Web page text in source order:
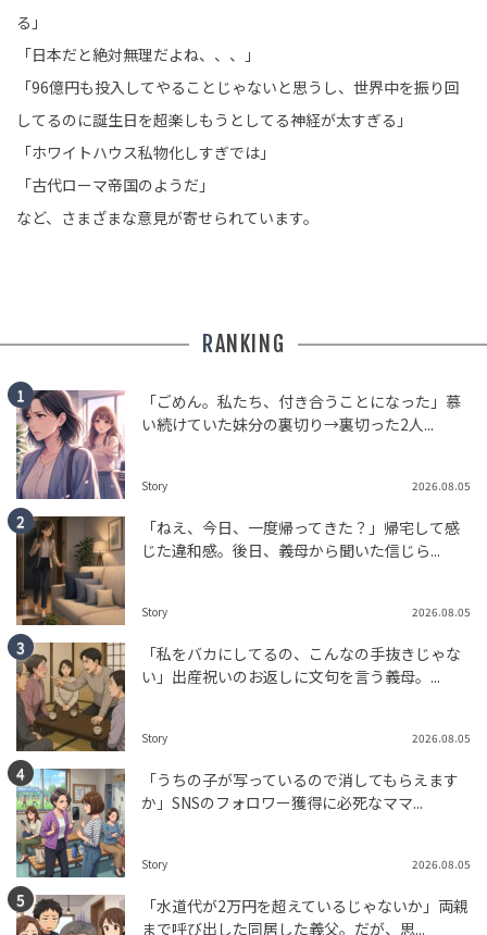
る」
「日本だと絶対無理だよね、、、」
「96億円も投入してやることじゃないと思うし、世界中を振り回
してるのに誕生日を超楽しもうとしてる神経が太すぎる」
「ホワイトハウス私物化しすぎでは」
「古代ローマ帝国のようだ」
など、さまざまな意見が寄せられています。
RANKING
「ごめん。私たち、付き合うことになった」慕
い続けていた妹分の裏切り→裏切った2人...
Story 2026.08.05
「ねえ、今日、一度帰ってきた？」帰宅して感
じた違和感。後日、義母から聞いた信じら...
Story 2026.08.05
「私をバカにしてるの、こんなの手抜きじゃな
い」出産祝いのお返しに文句を言う義母。...
Story 2026.08.05
「うちの子が写っているので消してもらえます
か」SNSのフォロワー獲得に必死なママ...
Story 2026.08.05
「水道代が2万円を超えているじゃないか」両親
まで呼び出した同居した義父。だが、思...